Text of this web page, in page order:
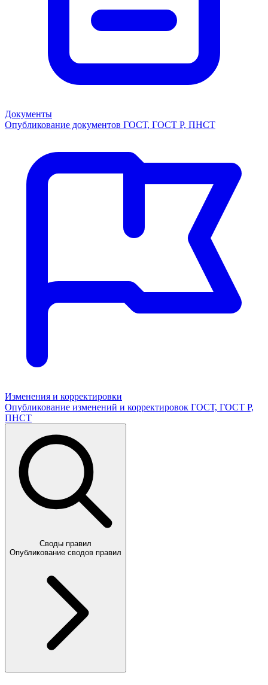
Документы
Опубликование документов ГОСТ, ГОСТ Р, ПНСТ
Изменения и корректировки
Опубликование изменений и корректировок ГОСТ, ГОСТ Р,
ПНСТ
Своды правил
Опубликование сводов правил